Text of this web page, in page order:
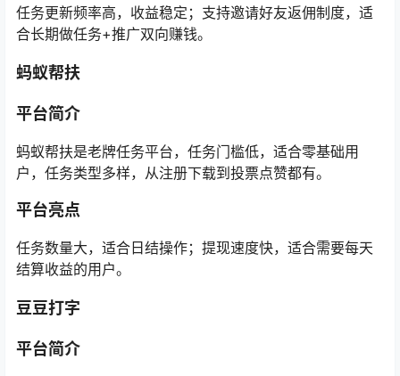
任务更新频率高，收益稳定；支持邀请好友返佣制度，适
合长期做任务+推广双向赚钱。
蚂蚁帮扶
平台简介
蚂蚁帮扶是老牌任务平台，任务门槛低，适合零基础用
户，任务类型多样，从注册下载到投票点赞都有。
平台亮点
任务数量大，适合日结操作；提现速度快，适合需要每天
结算收益的用户。
豆豆打字
平台简介